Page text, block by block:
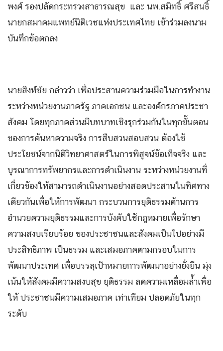
พงศ์ รองปลัดกระทรวงสาธารณสุข และ นพ.สมิทธิ์ ศรีสนธิ์
นายกสมาคมแพทย์นิติเวชแห่งประเทศไทย เข้าร่วมลงนาม
บันทึกข้อตกลง
นายสิงห์ชัย กล่าวว่า เพื่อประสานความร่วมมือในการทำงาน
ระหว่างหน่วยงานภาครัฐ ภาคเอกชน และองค์กรภาคประชา
สังคม โดยทุกภาคส่วนมีบทบาทเชิงรุกร่วมกันในทุกขั้นตอน
ของการค้นหาความจริง การสืบสวนสอบสวน ต้องใช้
ประโยชน์จากนิติวิทยาศาสตร์ในการพิสูจน์ข้อเท็จจริง และ
บูรณาการทรัพยากรและการดำเนินงาน ระหว่างหน่วยงานที่
เกี่ยวข้องให้สามารถดำเนินงานอย่างสอดประสานในทิศทาง
เดียวกันเพื่อให้การพัฒนา กระบวนการยุติธรรมด้านการ
อำนวยความยุติธรรมและการบังคับใช้กฎหมายเพื่อรักษา
ความสงบเรียบร้อย ของประชาชนและสังคมเป็นไปอย่างมี
ประสิทธิภาพ เป็นธรรม และเสมอภาคตามกรอบในการ
พัฒนาประเทศ เพื่อบรรลุเป้าหมายการพัฒนาอย่างยั่งยืน มุ่ง
เน้นให้สังคมมีความสงบสุข ยุติธรรม ลดความเหลื่อมล้ำเพื่อ
ให้ ประชาชนมีความเสมอภาค เท่าเทียม ปลอดภัยในทุก
ระดับ